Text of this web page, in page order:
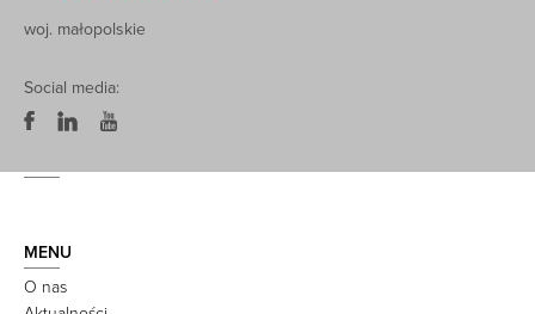
woj. małopolskie
Social media:
MENU
O nas